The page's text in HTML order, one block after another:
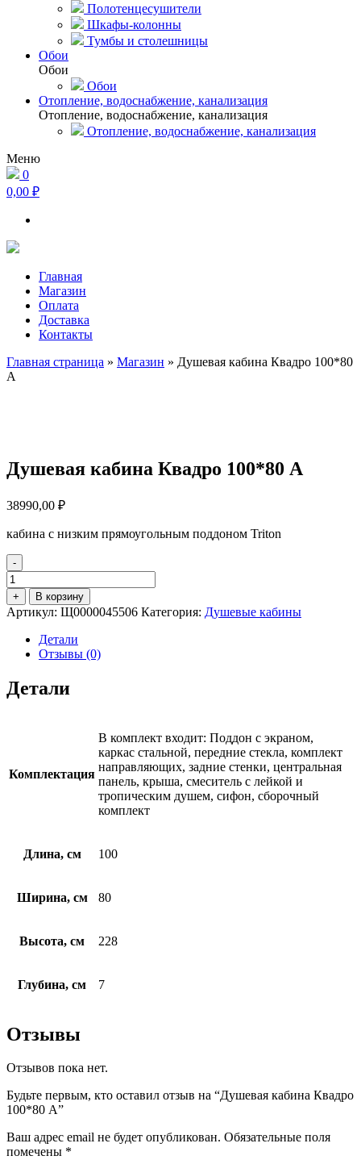
Полотенцесушители
Шкафы-колонны
Тумбы и столешницы
Обои
Обои
Обои
Отопление, водоснабжение, канализация
Отопление, водоснабжение, канализация
Отопление, водоснабжение, канализация
Меню
0
0,00 ₽
Главная
Магазин
Оплата
Доставка
Контакты
Главная страница » Магазин » Душевая кабина Квадро 100*80
А
Душевая кабина Квадро 100*80 А
38990,00 ₽
кабина с низким прямоугольным поддоном Triton
-
Количество
товара
Душевая
кабина
Квадро
100*80
+ В корзину
Артикул: Щ0000045506 Категория: Душевые кабины
Детали
Отзывы (0)
Детали
Комплектация
В комплект входит: Поддон с экраном,
каркас стальной, передние стекла, комплект
направляющих, задние стенки, центральная
панель, крыша, смеситель с лейкой и
тропическим душем, сифон, сборочный
комплект
Длина, см 100
Ширина, см 80
Высота, см 228
Глубина, см 7
Отзывы
Отзывов пока нет.
Будьте первым, кто оставил отзыв на “Душевая кабина Квадро
100*80 А”
Ваш адрес email не будет опубликован. Обязательные поля
помечены *